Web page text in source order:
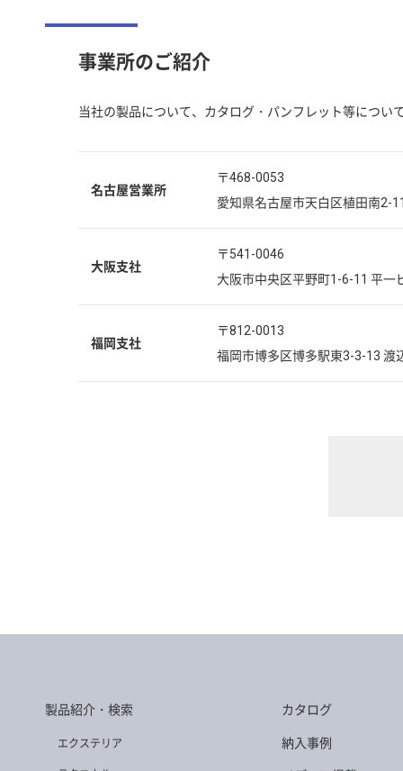
事業所のご紹介
当社の製品について、カタログ・パンフレット等につい
名古屋営業所
〒468-0053
愛知県名古屋市天白区植田南2-
大阪支社
〒541-0046
大阪市中央区平野町1-6-11 平一
福岡支社
〒812-0013
福岡市博多区博多駅東3-3-13 渡
製品紹介・検索
エクステリア
カタログ
納入事例